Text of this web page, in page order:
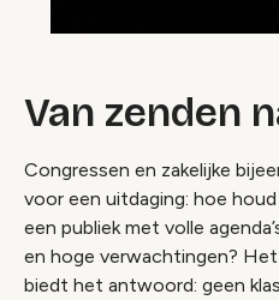
Van zenden
Congressen en zakelijke
voor een uitdaging: hoe
een publiek met volle
en hoge verwachtingen? Het
biedt het antwoord: geen